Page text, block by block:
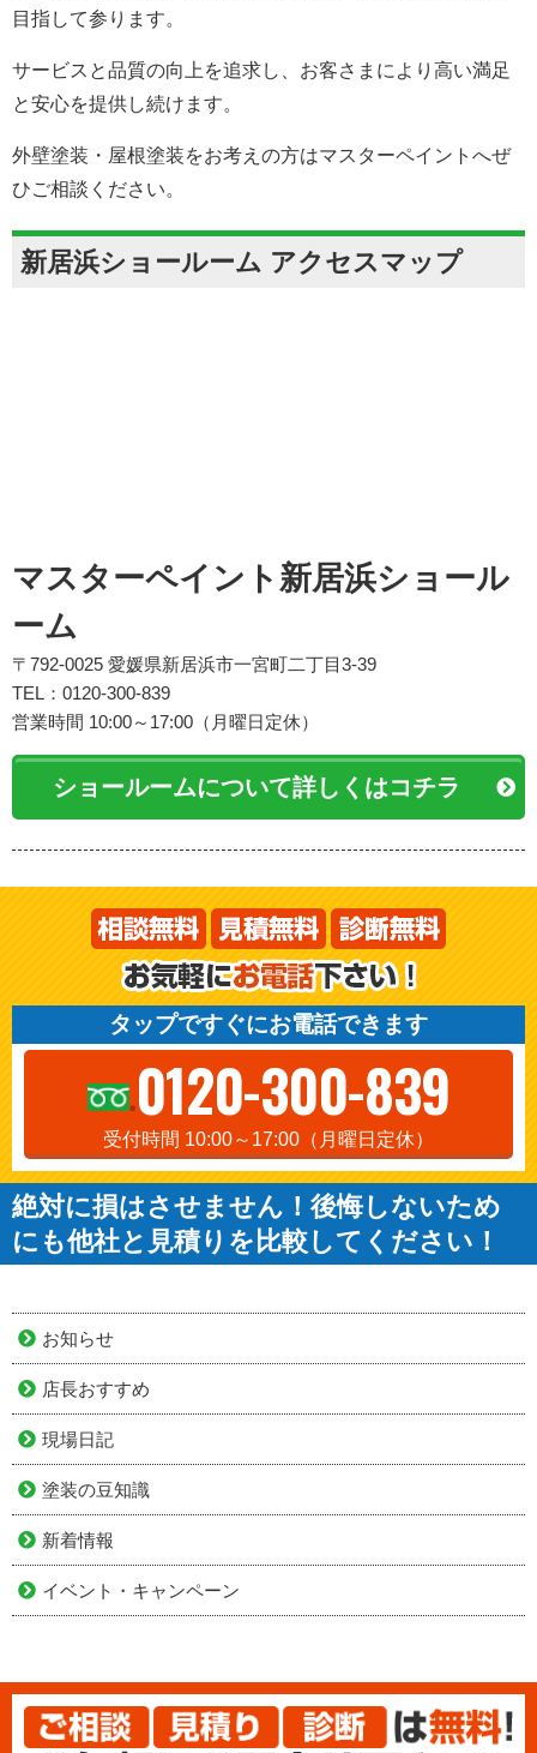
目指して参ります。
サービスと品質の向上を追求し、お客さまにより高い満足
と安心を提供し続けます。
外壁塗装・屋根塗装をお考えの方はマスターペイントへぜ
ひご相談ください。
新居浜ショールーム アクセスマップ
マスターペイント新居浜ショール
ーム
〒792-0025 愛媛県新居浜市一宮町二丁目3-39
TEL：0120-300-839
営業時間 10:00～17:00（月曜日定休）
ショールームについて詳しくはコチラ
タップですぐにお電話できます
0120-300-839
受付時間 10:00～17:00（月曜日定休）
絶対に損はさせません！後悔しないため
にも他社と見積りを比較してください！
お知らせ
店長おすすめ
現場日記
塗装の豆知識
新着情報
イベント・キャンペーン